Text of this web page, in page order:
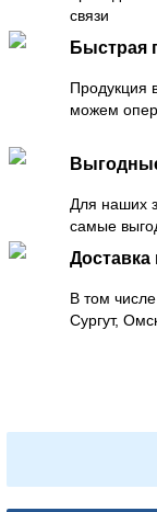
связи
Быстрая
Продукция
можем
Для наших
самые
Доставка
В том
Сургут,